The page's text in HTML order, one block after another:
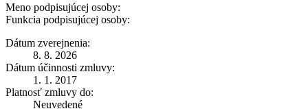
Meno podpisujúcej osoby:
Funkcia podpisujúcej osoby:
Dátum zverejnenia:
8. 8. 2026
Dátum účinnosti zmluvy:
1. 1. 2017
Platnosť zmluvy do:
Neuvedené